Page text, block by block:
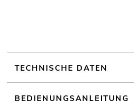
Vorhören aller Eingangskanäle und
Tischpultgehäuse
TECHNISCHE DATEN
BEDIENUNGSANLEITUNG